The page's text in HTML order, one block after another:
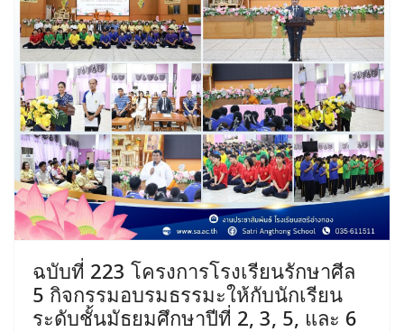
ฉบับที่ 223 โครงการโรงเรียนรักษาศีล
5 กิจกรรมอบรมธรรมะให้กับนักเรียน
ระดับชั้นมัธยมศึกษาปีที่ 2, 3, 5, และ 6